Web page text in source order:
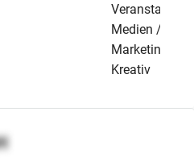
Medien /
Marketing &
Kreativ